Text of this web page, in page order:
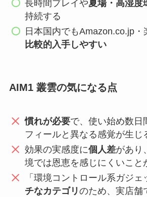
長時間プレイや夏場・高湿度
持続する
日本国内でもAmazon.co.jp・
比較的入手しやすい
AIM1 叢雲の気になる点
慣れが必要で、使い始め数日
フィールと異なる感覚が生じ
効果の実感度に個人差があり
境では恩恵を感じにくいこと
「環境コントロール系ガジェ
チなカテゴリのため、実店舗